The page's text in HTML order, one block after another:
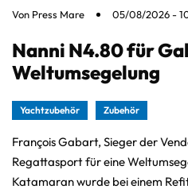
Von Press Mare 05/08/2026 -
Nanni N4.80 für
Weltumsegelung
Yachtzubehör Zubehör
François Gabart, Sieger der
Regattasport für eine
Katamaran wurde bei einem